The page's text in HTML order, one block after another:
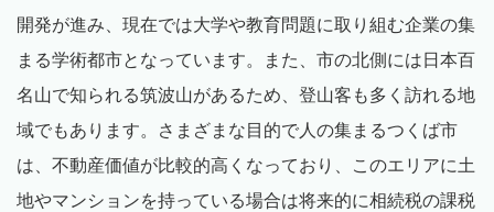
開発が進み、現在では大学や教育問題に取り組む企業の集
まる学術都市となっています。また、市の北側には日本百
名山で知られる筑波山があるため、登山客も多く訪れる地
域でもあります。さまざまな目的で人の集まるつくば市
は、不動産価値が比較的高くなっており、このエリアに土
地やマンションを持っている場合は将来的に相続税の課税